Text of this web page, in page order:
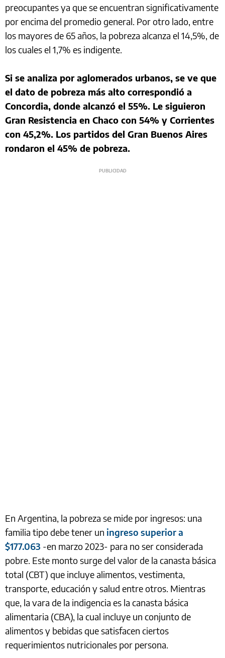
preocupantes ya que se encuentran significativamente
por encima del promedio general. Por otro lado, entre
los mayores de 65 años, la pobreza alcanza el 14,5%, de
los cuales el 1,7% es indigente.
Si se analiza por aglomerados urbanos, se ve que
el dato de pobreza más alto correspondió a
Concordia, donde alcanzó el 55%. Le siguieron
Gran Resistencia en Chaco con 54% y Corrientes
con 45,2%. Los partidos del Gran Buenos Aires
rondaron el 45% de pobreza.
En Argentina, la pobreza se mide por ingresos: una
familia tipo debe tener un ingreso superior a
$177.063 -en marzo 2023- para no ser considerada
pobre. Este monto surge del valor de la canasta básica
total (CBT) que incluye alimentos, vestimenta,
transporte, educación y salud entre otros. Mientras
que, la vara de la indigencia es la canasta básica
alimentaria (CBA), la cual incluye un conjunto de
alimentos y bebidas que satisfacen ciertos
requerimientos nutricionales por persona.